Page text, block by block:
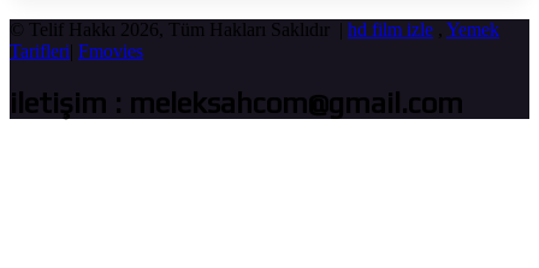
© Telif Hakkı 2026, Tüm Hakları Saklıdır | hd film izle , Yemek
Tarifleri| Fmovies
iletişim : meleksahcom@gmail.com